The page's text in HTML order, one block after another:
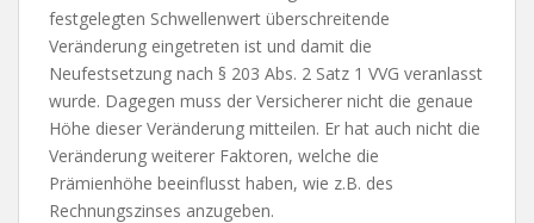
festgelegten Schwellenwert überschreitende
Veränderung eingetreten ist und damit die
Neufestsetzung nach § 203 Abs. 2 Satz 1 VVG veranlasst
wurde. Dagegen muss der Versicherer nicht die genaue
Höhe dieser Veränderung mitteilen. Er hat auch nicht die
Veränderung weiterer Faktoren, welche die
Prämienhöhe beeinflusst haben, wie z.B. des
Rechnungszinses anzugeben.